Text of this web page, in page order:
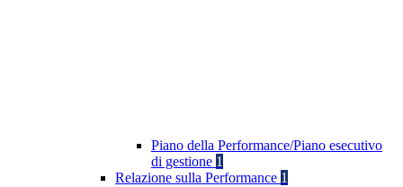
Piano della Performance/Piano esecutivo
di gestione 1
Relazione sulla Performance 1